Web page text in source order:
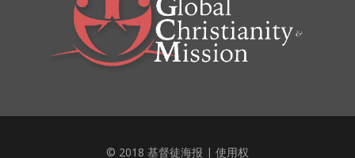
© 2018 基督徒海报 | 使用权